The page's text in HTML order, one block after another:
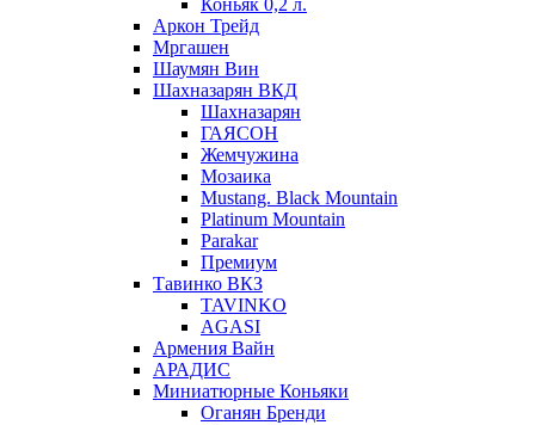
Коньяк 0,2 л.
Аркон Трейд
Мргашен
Шаумян Вин
Шахназарян ВКД
Шахназарян
ГАЯСОН
Жемчужина
Мозаика
Mustang. Black Mountain
Platinum Mountain
Parakar
Премиум
Тавинко ВКЗ
TAVINKO
AGASI
Армения Вайн
АРАДИС
Миниатюрные Коньяки
Оганян Бренди